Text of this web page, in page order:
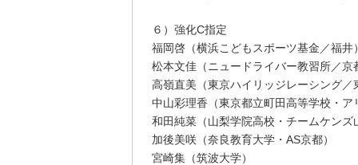
６）強化C指定
福岡啓（横浜こどもスポーツ基金／福井
松本文佳（ニュードライバー教習所／京
高嶺直美（東京ハイリッジレーシング／
中山彩理香（東京都立町田高等学校・ア
和田純菜（山梨学院高校・チームケンズ
加後美咲（奈良教育大学・AS京都）
宮崎集（筑波大学）